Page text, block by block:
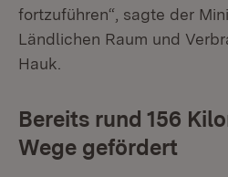
fortzuführen“, sagte der
Ländlichen Raum und
Hauk.
Bereits rund 156
Wege gefördert